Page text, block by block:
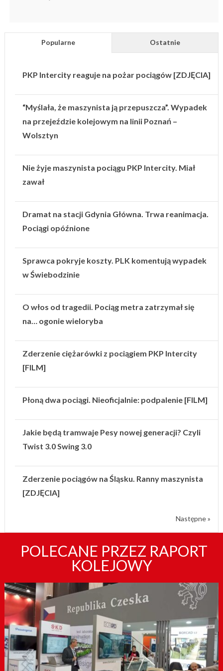
Popularne Ostatnie
PKP Intercity reaguje na pożar pociągów [ZDJĘCIA]
“Myślała, że maszynista ją przepuszcza”. Wypadek
na przejeździe kolejowym na linii Poznań –
Wolsztyn
Nie żyje maszynista pociągu PKP Intercity. Miał
zawał
Dramat na stacji Gdynia Główna. Trwa reanimacja.
Pociągi opóźnione
Sprawca pokryje koszty. PLK komentują wypadek
w Świebodzinie
O włos od tragedii. Pociąg metra zatrzymał się
na… ogonie wieloryba
Zderzenie ciężarówki z pociągiem PKP Intercity
[FILM]
Płoną dwa pociągi. Nieoficjalnie: podpalenie [FILM]
Jakie będą tramwaje Pesy nowej generacji? Czyli
Twist 3.0 Swing 3.0
Zderzenie pociągów na Śląsku. Ranny maszynista
[ZDJĘCIA]
Następne »
POLECANE PRZEZ RAPORT
KOLEJOWY